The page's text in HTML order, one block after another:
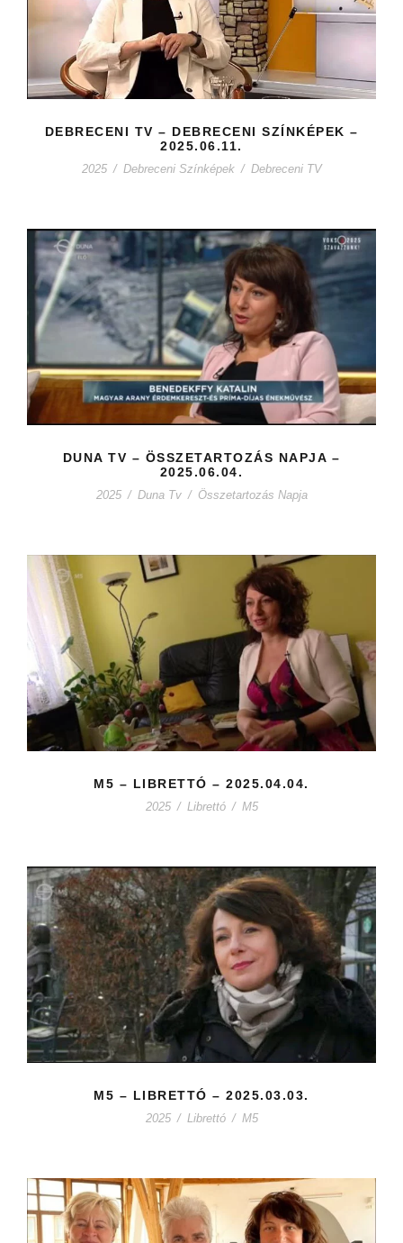
DEBRECENI TV – DEBRECENI SZÍNKÉPEK –
2025.06.11.
2025 / Debreceni Színképek / Debreceni TV
DUNA TV – ÖSSZETARTOZÁS NAPJA –
2025.06.04.
2025 / Duna Tv / Összetartozás Napja
M5 – LIBRETTÓ – 2025.04.04.
2025 / Librettó / M5
M5 – LIBRETTÓ – 2025.03.03.
2025 / Librettó / M5